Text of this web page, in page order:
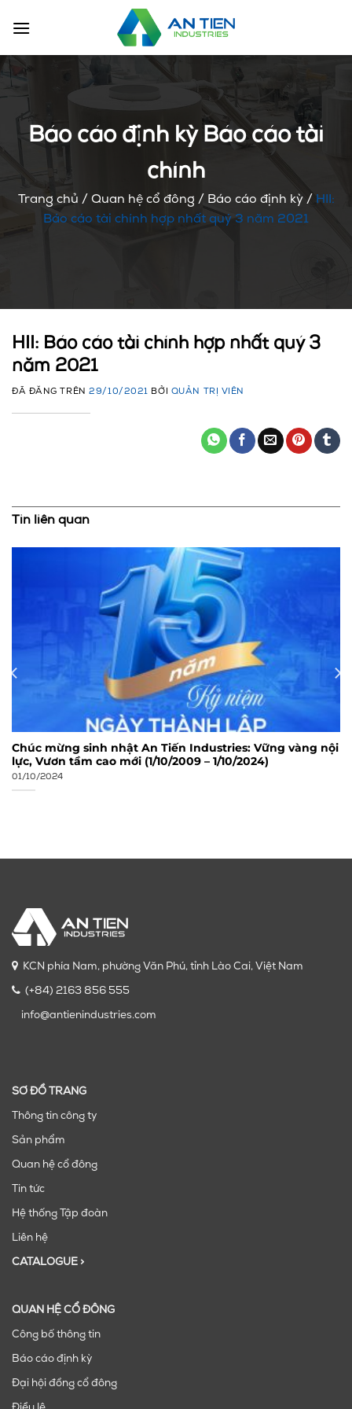
đến
dung
Báo cáo định kỳ Báo cáo tài
chính
Trang chủ / Quan hệ cổ đông / Báo cáo định kỳ/ HII:
Báo cáo tài chính hợp nhất quý 3 năm 2021
HII: Báo cáo tài chính hợp nhất quý 3
năm 2021
ĐÃ ĐĂNG TRÊN29/10/2021 BỞI QUẢN TRỊ VIÊN
Tin liên quan
Chúc mừng sinh nhật An Tiến Industries: Vững vàng nội
lực, Vươn tầm cao mới (1/10/2009 – 1/10/2024)
01/10/2024
KCN phía Nam, phường Văn Phú, tỉnh Lào Cai, Việt Nam
(+84) 2163 856 555
info@antienindustries.com
SƠ ĐỒ TRANG
Thông tin công ty
Sản phẩm
Quan hệ cổ đông
Tin tức
Hệ thống Tập đoàn
Liên hệ
CATALOGUE >
QUAN HỆ CỔ ĐÔNG
Công bố thông tin
Báo cáo định kỳ
Đại hội đồng cổ đông